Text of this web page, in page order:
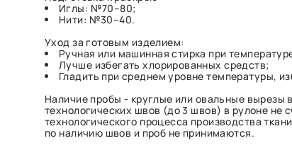
Иглы: №70–80;
Нити: №30–40.
Уход за готовым изделием:
Ручная или машинная стирка при
Лучше избегать хлорированных средств;
Гладить при среднем уровне температуры,
Наличие пробы - круглые или овальные вырезы
технологических швов (до 3 швов) в рулоне не
технологического процесса производства
по наличию швов и проб не принимаются.